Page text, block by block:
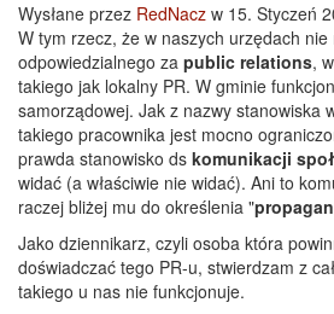
Wysłane przez RedNacz w 15. Styczeń
W tym rzecz, że w naszych urzędach nie
odpowiedzialnego za public relations,
takiego jak lokalny PR. W gminie
samorządowej. Jak z nazwy stanowiska
takiego pracownika jest mocno
prawda stanowisko ds komunikacji
widać (a właściwie nie widać). Ani to
raczej bliżej mu do określenia "
Jako dziennikarz, czyli osoba która
doświadczać tego PR-u, stwierdzam z
takiego u nas nie funkcjonuje.